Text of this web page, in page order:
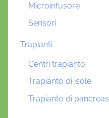
Microinfusore
Sensori
Trapianti
Centri trapianto
Trapianto di isole
Trapianto di pancreas